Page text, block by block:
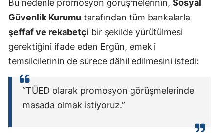
Bu nedenle promosyon görüşmelerinin, Sosyal
Güvenlik Kurumu tarafından tüm bankalarla
şeffaf ve rekabetçi bir şekilde yürütülmesi
gerektiğini ifade eden Ergün, emekli
temsilcilerinin de sürece dâhil edilmesini istedi:
“TÜED olarak promosyon görüşmelerinde
masada olmak istiyoruz.”